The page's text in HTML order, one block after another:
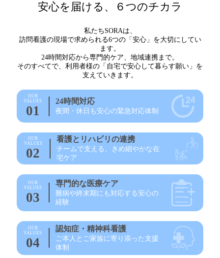
安心を届ける、６つのチカラ
私たちSORAは、
訪問看護の現場で求められる6つの「安心」を大切にしてい
ます。
24時間対応から専門的ケア、地域連携まで。
そのすべてで、利用者様の「自宅で安心して暮らす願い」を
支えていきます。
OUR
VALUES
01
24時間対応
夜間・休日も安心の緊急対応体制
OUR
VALUES
02
看護とリハビリの連携
チームで支える、きめ細やかな在
宅ケア
OUR
VALUES
03
専門的な医療ケア
難病や終末期にも対応する安心の
経験
OUR
VALUES
04
認知症・精神科看護
ご本人とご家族に寄り添った支援
体制